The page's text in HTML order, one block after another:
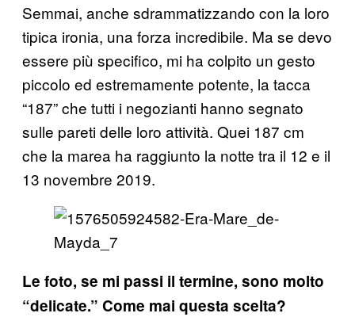
Semmai, anche sdrammatizzando con la loro
tipica ironia, una forza incredibile. Ma se devo
essere più specifico, mi ha colpito un gesto
piccolo ed estremamente potente, la tacca
“187” che tutti i negozianti hanno segnato
sulle pareti delle loro attività. Quei 187 cm
che la marea ha raggiunto la notte tra il 12 e il
13 novembre 2019.
Le foto, se mi passi il termine, sono molto
“delicate.” Come mai questa scelta?